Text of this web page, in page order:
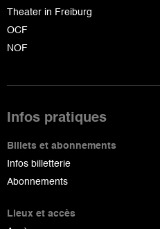
Theater in Freiburg
OCF
NOF
Infos pratiques
Billets et abonnements
Infos billetterie
Abonnements
Lieux et accès